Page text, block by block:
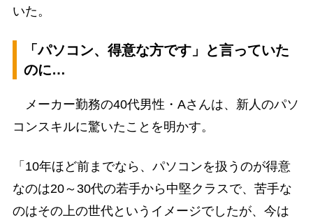
いた。
「パソコン、得意な方です」と言っていた
のに…
メーカー勤務の40代男性・Aさんは、新人のパソ
コンスキルに驚いたことを明かす。
「10年ほど前までなら、パソコンを扱うのが得意
なのは20～30代の若手から中堅クラスで、苦手な
のはその上の世代というイメージでしたが、今は